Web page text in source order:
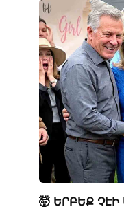
🤯 ԵՐԲԵՔ